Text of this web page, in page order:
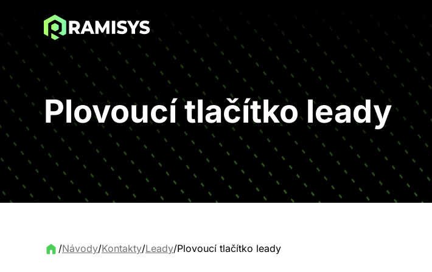
Plovoucí tlačítko leady
/Návody/Kontakty/Leady/Plovoucí tlačítko leady